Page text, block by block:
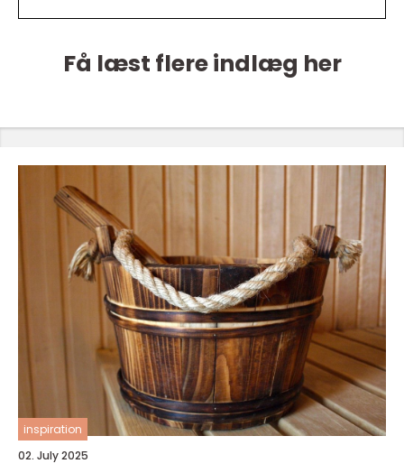
Få læst flere indlæg her
inspiration
02. July 2025